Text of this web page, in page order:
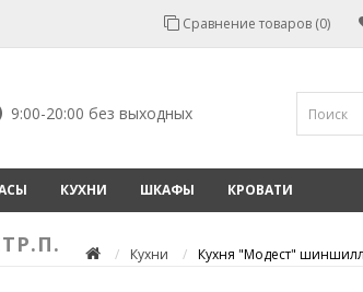
Сравнение товаров (0)
9:00-20:00 без выходных
КУХНИ ШКАФЫ КРОВАТИ
Кухни Кухня "Модест"